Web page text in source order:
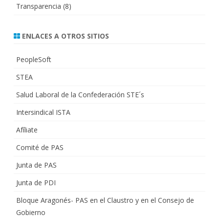
Transparencia (8)
ENLACES A OTROS SITIOS
PeopleSoft
STEA
Salud Laboral de la Confederación STE´s
Intersindical ISTA
Afíliate
Comité de PAS
Junta de PAS
Junta de PDI
Bloque Aragonés- PAS en el Claustro y en el Consejo de
Gobierno